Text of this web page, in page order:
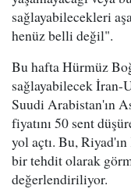
sağlayabilecekleri
henüz belli değil".
Bu hafta Hürmüz
sağlayabilecek İran-
Suudi Arabistan'ın
fiyatını 50 sent
yol açtı. Bu,
bir tehdit olarak
değerlendiriliyor.